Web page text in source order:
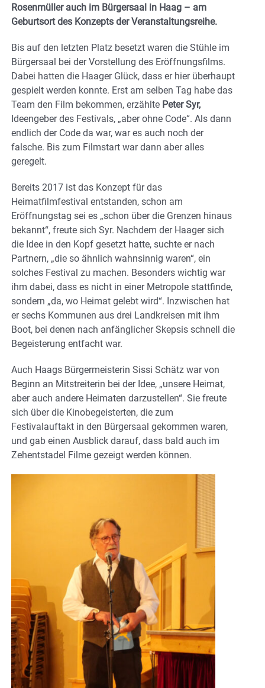
Rosenmüller auch im Bürgersaal in Haag – am
Geburtsort des Konzepts der Veranstaltungsreihe.
Bis auf den letzten Platz besetzt waren die Stühle im
Bürgersaal bei der Vorstellung des Eröffnungsfilms.
Dabei hatten die Haager Glück, dass er hier überhaupt
gespielt werden konnte. Erst am selben Tag habe das
Team den Film bekommen, erzählte Peter Syr,
Ideengeber des Festivals, „aber ohne Code“. Als dann
endlich der Code da war, war es auch noch der
falsche. Bis zum Filmstart war dann aber alles
geregelt.
Bereits 2017 ist das Konzept für das
Heimatfilmfestival entstanden, schon am
Eröffnungstag sei es „schon über die Grenzen hinaus
bekannt“, freute sich Syr. Nachdem der Haager sich
die Idee in den Kopf gesetzt hatte, suchte er nach
Partnern, „die so ähnlich wahnsinnig waren“, ein
solches Festival zu machen. Besonders wichtig war
ihm dabei, dass es nicht in einer Metropole stattfinde,
sondern „da, wo Heimat gelebt wird“. Inzwischen hat
er sechs Kommunen aus drei Landkreisen mit ihm
Boot, bei denen nach anfänglicher Skepsis schnell die
Begeisterung entfacht war.
Auch Haags Bürgermeisterin Sissi Schätz war von
Beginn an Mitstreiterin bei der Idee, „unsere Heimat,
aber auch andere Heimaten darzustellen“. Sie freute
sich über die Kinobegeisterten, die zum
Festivalauftakt in den Bürgersaal gekommen waren,
und gab einen Ausblick darauf, dass bald auch im
Zehentstadel Filme gezeigt werden können.